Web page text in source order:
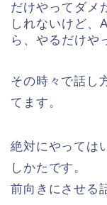
だけやってダメ
しれないけど、
ら、やるだけや
その時々で話し
てます。
絶対にやっては
しかたです。
前向きにさせる